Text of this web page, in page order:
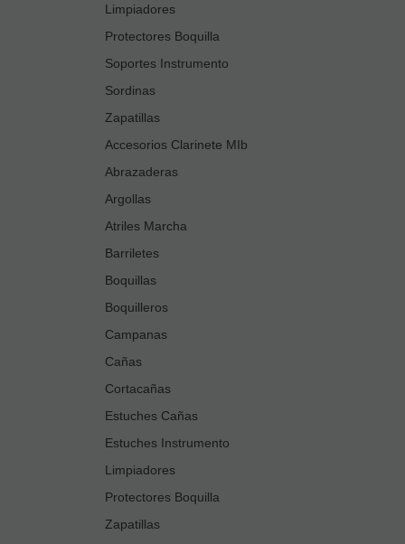
Limpiadores
Protectores Boquilla
Soportes Instrumento
Sordinas
Zapatillas
Accesorios Clarinete MIb
Abrazaderas
Argollas
Atriles Marcha
Barriletes
Boquillas
Boquilleros
Campanas
Cañas
Cortacañas
Estuches Cañas
Estuches Instrumento
Limpiadores
Protectores Boquilla
Zapatillas